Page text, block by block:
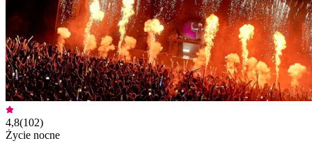
4,8(102)
Życie nocne